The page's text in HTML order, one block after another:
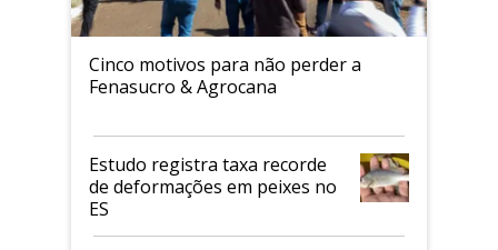
Cinco motivos para não perder a
Fenasucro & Agrocana
Estudo registra taxa recorde
de deformações em peixes no
ES